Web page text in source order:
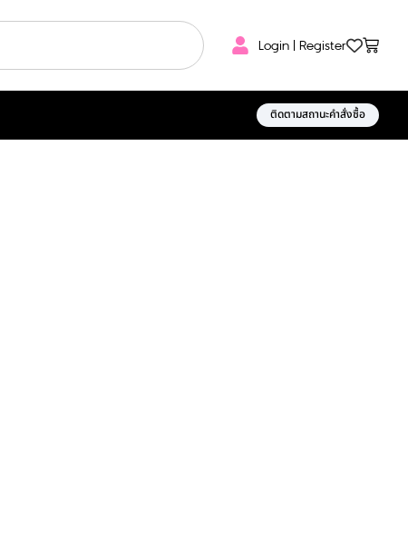
Login | Register
ติดตามสถานะคำสั่งซื้อ